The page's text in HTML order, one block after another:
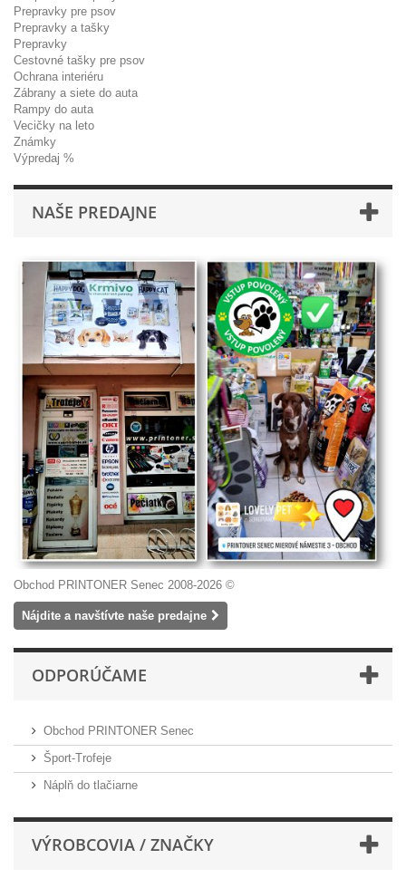
Prepravky pre psov
Prepravky a tašky
Prepravky
Cestovné tašky pre psov
Ochrana interiéru
Zábrany a siete do auta
Rampy do auta
Vecičky na leto
Známky
Výpredaj %
NAŠE PREDAJNE
Obchod PRINTONER Senec 2008-2026 ©
Nájdite a navštívte naše predajne
ODPORÚČAME
Obchod PRINTONER Senec
Šport-Trofeje
Náplň do tlačiarne
VÝROBCOVIA / ZNAČKY